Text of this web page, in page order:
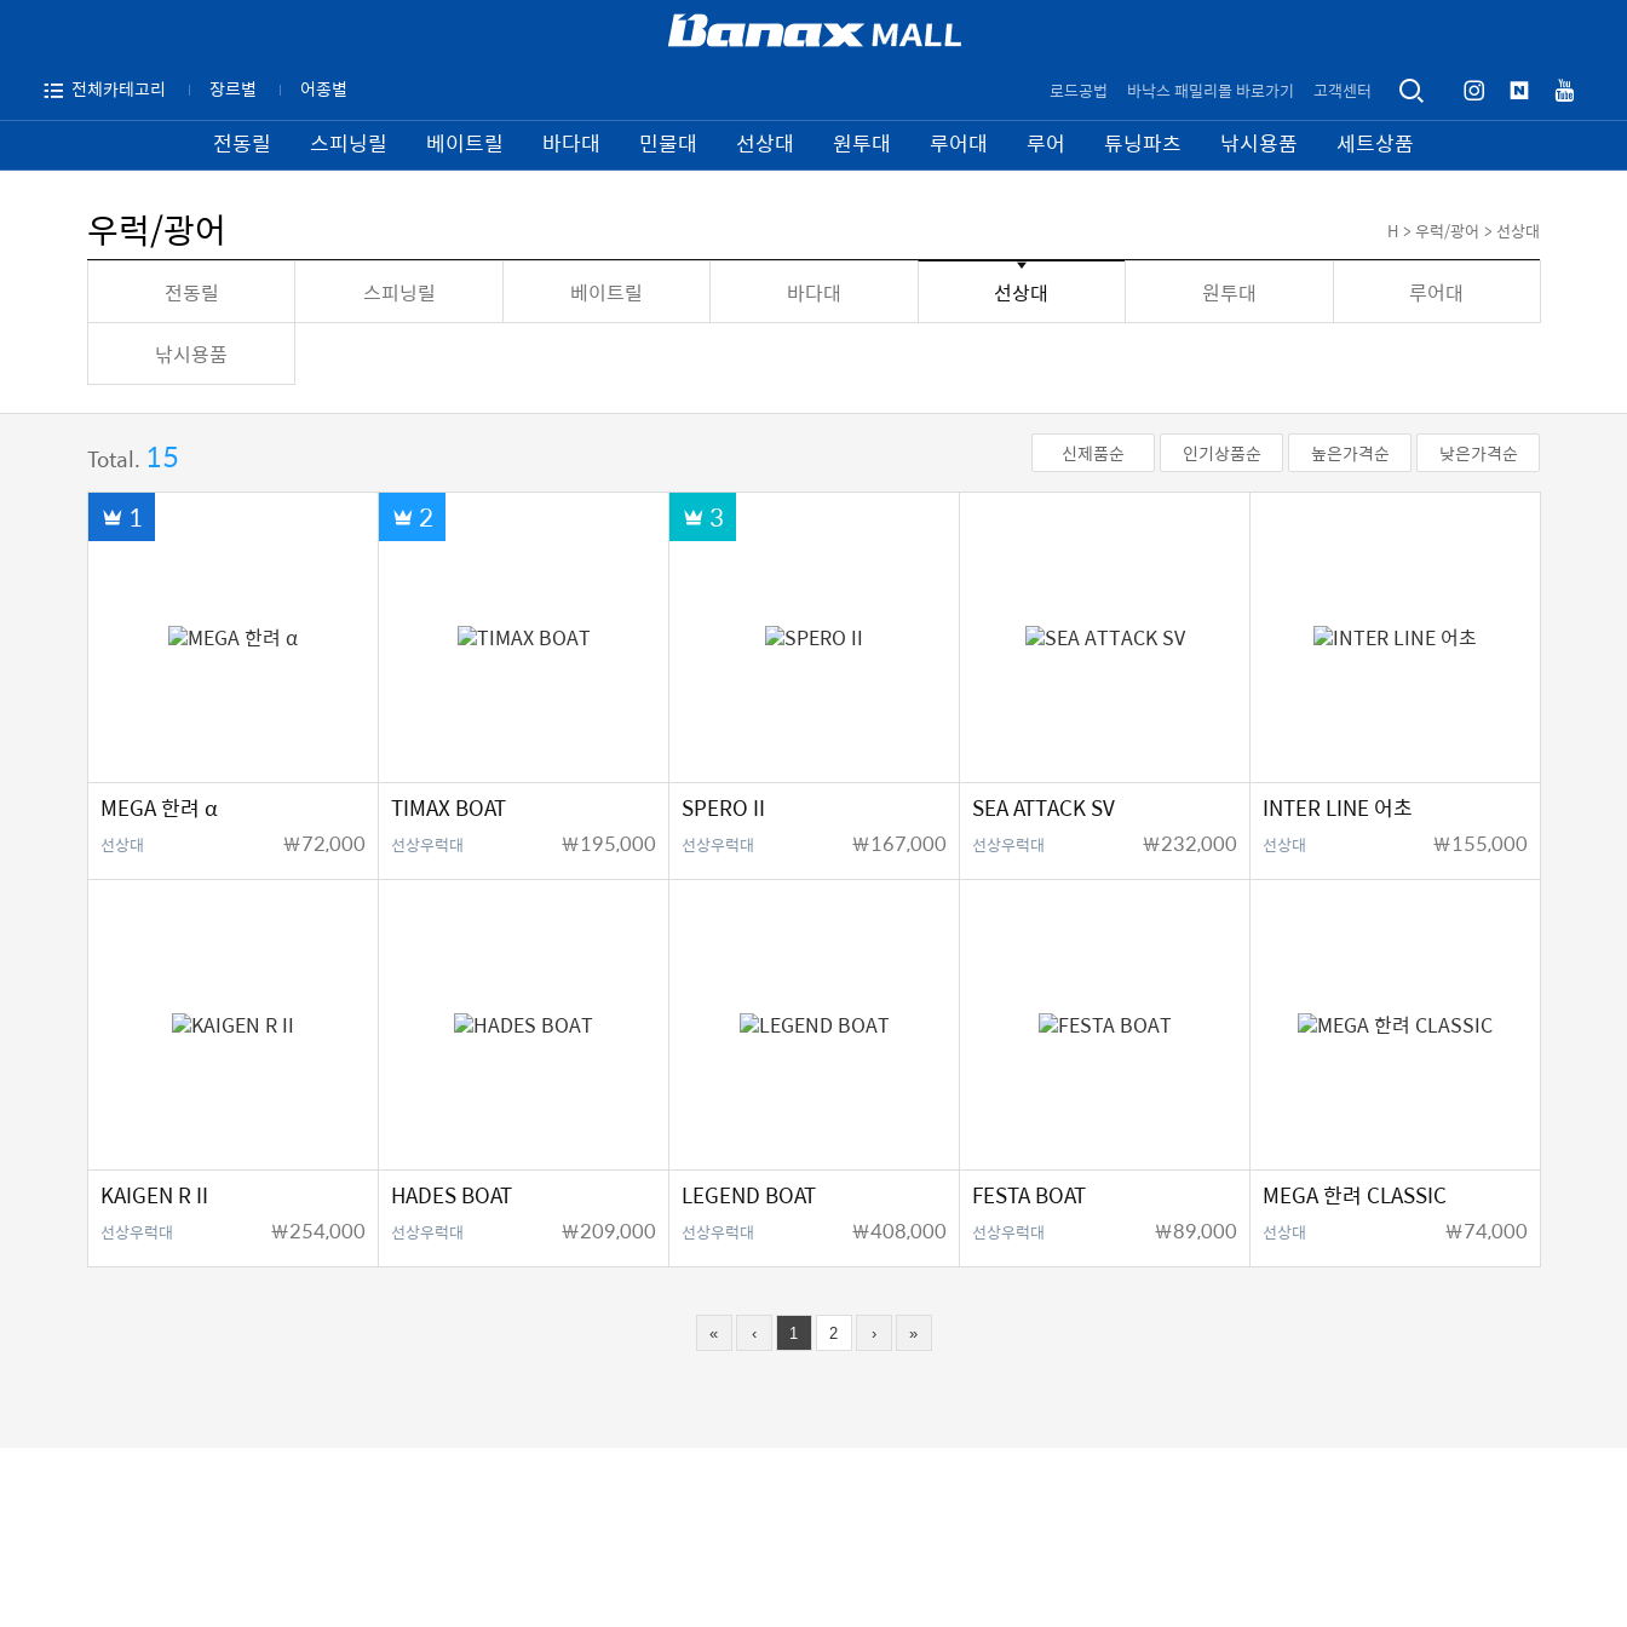
전체카테고리 장르별 어종별 로드공법 바낙스 패밀리몰 바로가기 고객센터
전동릴 스피닝릴 베이트릴 바다대 민물대 선상대 원투대 루어대 루어 튜닝파츠 낚시용품 세트상품
우럭/광어 H > 우럭/광어 > 선상대
전동릴 스피닝릴 베이트릴 바다대 선상대 원투대 루어대
낚시용품
Total. 15 신제품순 인기상품순 높은가격순 낮은가격순
1
MEGA 한려 α
선상대 ￦72,000
2
TIMAX BOAT
선상우럭대 ￦195,000
3
SPERO II
선상우럭대 ￦167,000
SEA ATTACK SV
선상우럭대 ￦232,000
INTER LINE 어초
선상대 ￦155,000
KAIGEN R II
선상우럭대 ￦254,000
HADES BOAT
선상우럭대 ￦209,000
LEGEND BOAT
선상우럭대 ￦408,000
FESTA BOAT
선상우럭대 ￦89,000
MEGA 한려 CLASSIC
선상대 ￦74,000
« ‹ 1 2 › »